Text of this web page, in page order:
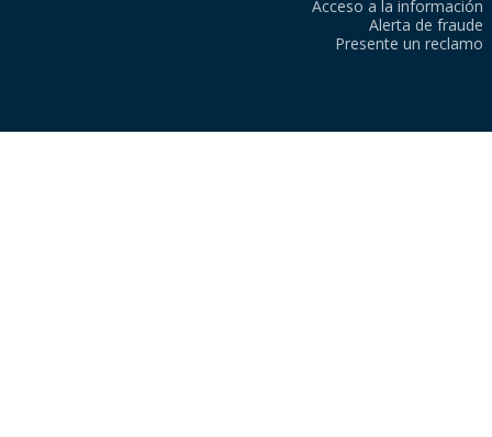
Acceso a la información
Alerta de fraude
Presente un reclamo